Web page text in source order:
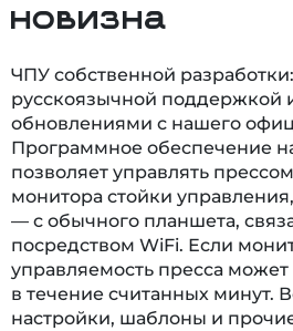
новизна
ЧПУ собственной
русскоязычной поддержкой
обновлениями с нашего
Программное обеспечение
позволяет управлять
монитора стойки
— с обычного планшета,
посредством WiFi. Если
управляемость пресса может
в течение считанных минут.
настройки, шаблоны и